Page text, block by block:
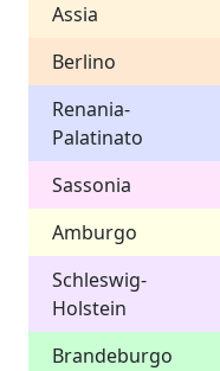
Assia
Berlino
Renania-
Palatinato
Sassonia
Amburgo
Schleswig-
Holstein
Brandeburgo